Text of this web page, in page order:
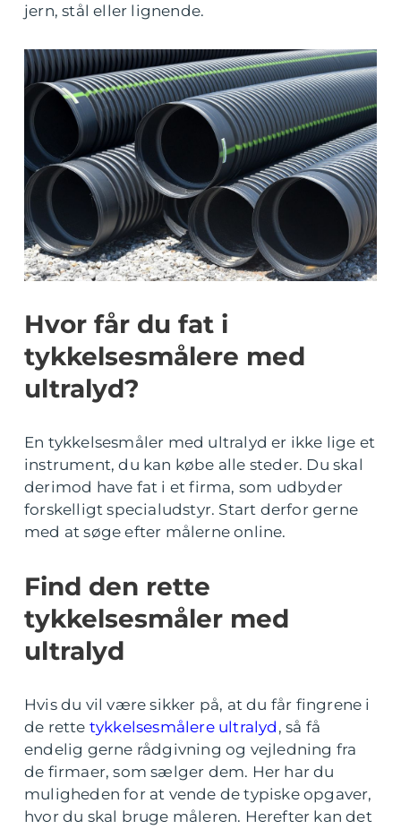
jern, stål eller lignende.
Hvor får du fat i
tykkelsesmålere med
ultralyd?
En tykkelsesmåler med ultralyd er ikke lige et
instrument, du kan købe alle steder. Du skal
derimod have fat i et firma, som udbyder
forskelligt specialudstyr. Start derfor gerne
med at søge efter målerne online.
Find den rette
tykkelsesmåler med
ultralyd
Hvis du vil være sikker på, at du får fingrene i
de rette tykkelsesmålere ultralyd , så få
endelig gerne rådgivning og vejledning fra
de firmaer, som sælger dem. Her har du
muligheden for at vende de typiske opgaver,
hvor du skal bruge måleren. Herefter kan det